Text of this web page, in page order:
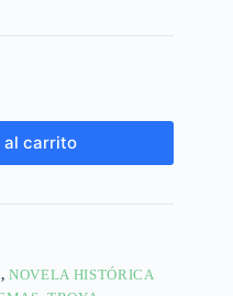
al carrito
,NOVELA HISTÓRICA